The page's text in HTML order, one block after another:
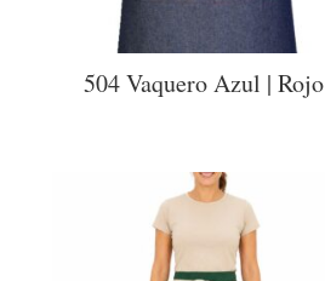
504 Vaquero Azul | Rojo